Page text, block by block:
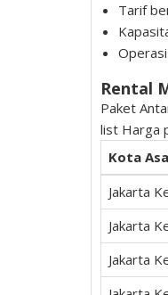
Tarif
Rental
Paket
list Harga
Kota
Jakarta
Jakarta
Jakarta